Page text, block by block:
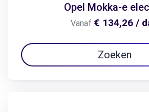
Opel Mokka-e
Vanaf € 134,26 /
Zoeken